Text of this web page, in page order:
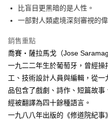
付款後全家取貨
每筆NT$60，滿NT$499(含以上
付款後7-11取貨
每筆NT$60，滿NT$499(含以上
每筆NT$100，滿NT$499(含以
比盲目更黑暗的是人性。
一部對人類處境深刻審視的偉
銷售重點
喬賽‧薩拉馬戈（Jose
一九二二年生於葡萄牙，曾經
工、技術設計人員與編輯，從
品包含了戲劇、詩作、短篇故
經被翻譯為四十餘種語言。
一九八八年出版的《修道院紀